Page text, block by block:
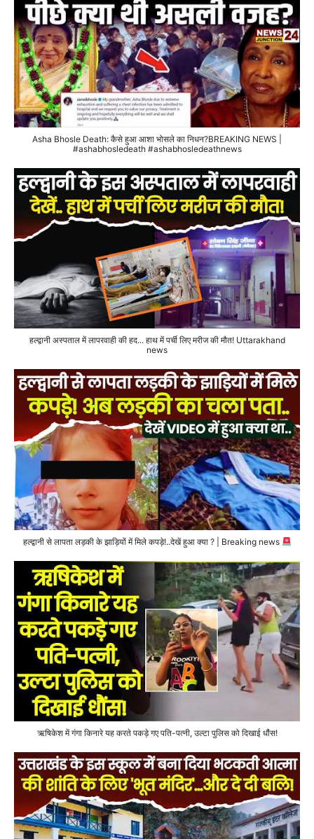
Asha Bhosle Death: कैसे हुआ आशा भोसले का निधन?BREAKING NEWS |
#ashabhosledeath #ashabhosledeathnews
हल्द्वानी अस्पताल में लापरवाही की हद... हाथ में पर्ची लिए मरीज की मौत! Uttarakhand
news
हल्द्वानी से लापता लड़की के झाड़ियों में मिले कपड़े!..देखें हुआ क्या ? | Breaking news
ऋषिकेश में गंगा किनारे यह करते पकड़े गए पति-पत्नी, उल्टा पुलिस को दिखाई धौंस!